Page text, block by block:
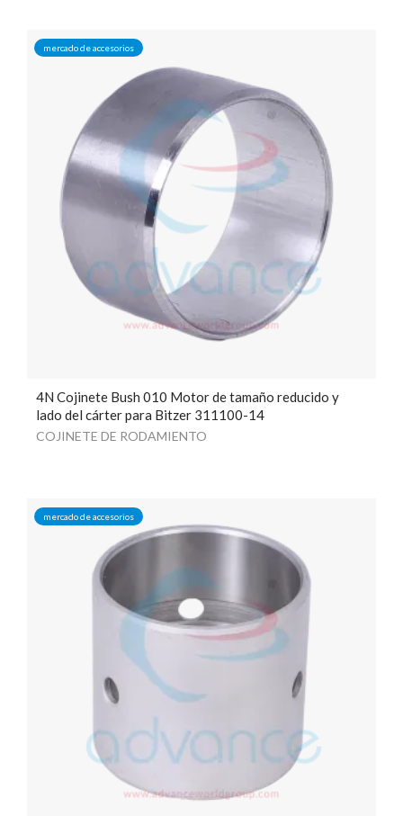
mercado de accesorios
4N Cojinete Bush 010 Motor de tamaño reducido y
lado del cárter para Bitzer 311100-14
COJINETE DE RODAMIENTO
mercado de accesorios